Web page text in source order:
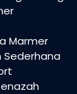
Marmer
Sederhana